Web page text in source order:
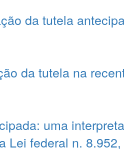
da tutela
da tutela na
uma
Lei federal n.